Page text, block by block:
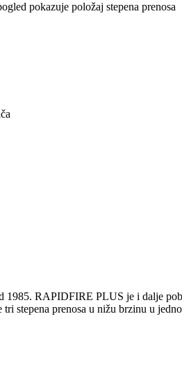
pokazuje položaj stepena prenosa
RAPIDFIRE PLUS je i dalje
tri stepena prenosa u nižu brzinu u